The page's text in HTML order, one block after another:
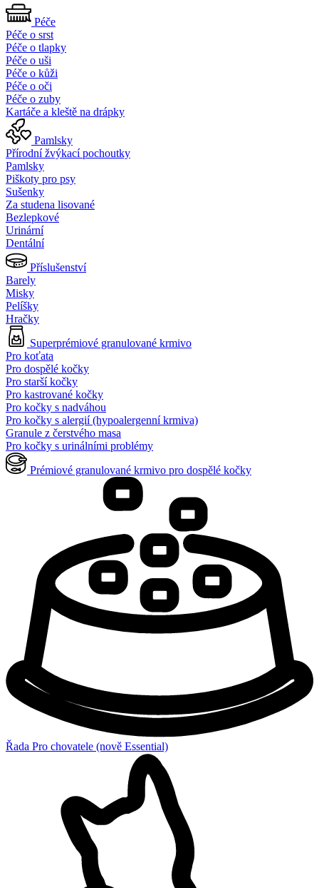
Péče
Péče o srst
Péče o tlapky
Péče o uši
Péče o kůži
Péče o oči
Péče o zuby
Kartáče a kleště na drápky
Pamlsky
Přírodní žvýkací pochoutky
Pamlsky
Piškoty pro psy
Sušenky
Za studena lisované
Bezlepkové
Urinární
Dentální
Příslušenství
Barely
Misky
Pelíšky
Hračky
Superprémiové granulované krmivo
Pro koťata
Pro dospělé kočky
Pro starší kočky
Pro kastrované kočky
Pro kočky s nadváhou
Pro kočky s alergií (hypoalergenní krmiva)
Granule z čerstvého masa
Pro kočky s urinálními problémy
Prémiové granulované krmivo pro dospělé kočky
Řada Pro chovatele (nově Essential)